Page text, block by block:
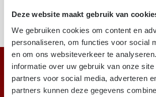
Deze website maakt gebruik van
We gebruiken cookies om content en
personaliseren, om functies voor social
en om ons websiteverkeer te
informatie over uw gebruik van onze site
partners voor social media, adverteren
partners kunnen deze gegevens